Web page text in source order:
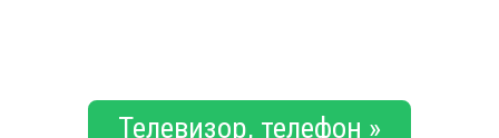
Телевизор, телефон »